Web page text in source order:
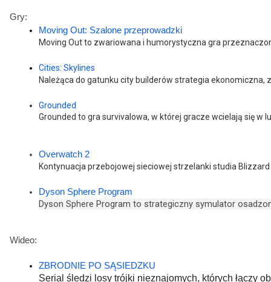
Gry:
Moving Out: Szalone przeprowadzki
Moving Out to zwariowana i humorystyczna gra
Cities: Skylines
Należąca do gatunku city builderów strategia ekonomiczna,
Grounded
Grounded to gra survivalowa, w której gracze wcielają się
Overwatch 2
Kontynuacja przebojowej sieciowej strzelanki studia
Dyson Sphere Program
Dyson Sphere Program to strategiczny symulator
Wideo:
ZBRODNIE PO SĄSIEDZKU
Serial śledzi losy trójki nieznajomych, których łączy